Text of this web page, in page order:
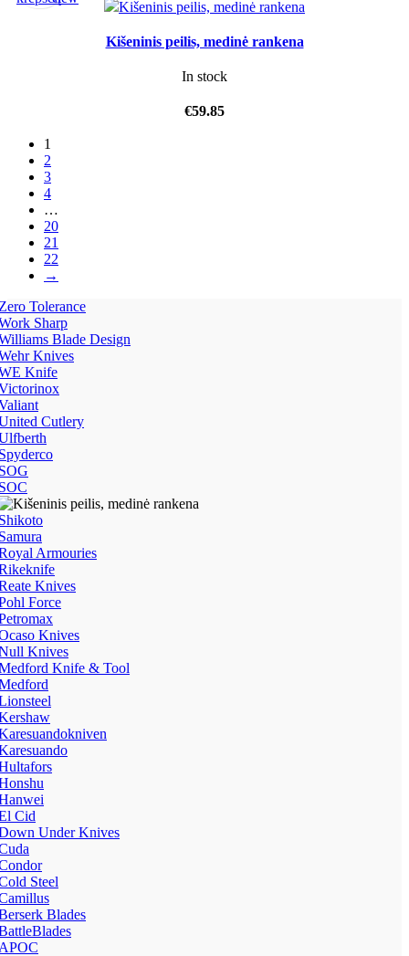
Kišeninis peilis, medinė rankena
In stock
€59.85
1
2
3
4
…
20
21
22
→
Tolerance
Sharp
Blade Design
Knives
Knife
Cutlery
Armouries
Knives
Force
Knives
Knives
Knife & Tool
Cid
Under Knives
Steel
Blades